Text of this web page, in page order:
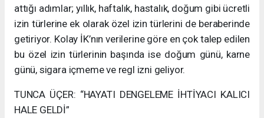
attığı adımlar; yıllık, haftalık, hastalık, doğum gibi ücretli
izin türlerine ek olarak özel izin türlerini de beraberinde
getiriyor. Kolay İK’nın verilerine göre en çok talep edilen
bu özel izin türlerinin başında ise doğum günü, karne
günü, sigara içmeme ve regl izni geliyor.
TUNCA ÜÇER: “HAYATI DENGELEME İHTİYACI KALICI
HALE GELDİ”